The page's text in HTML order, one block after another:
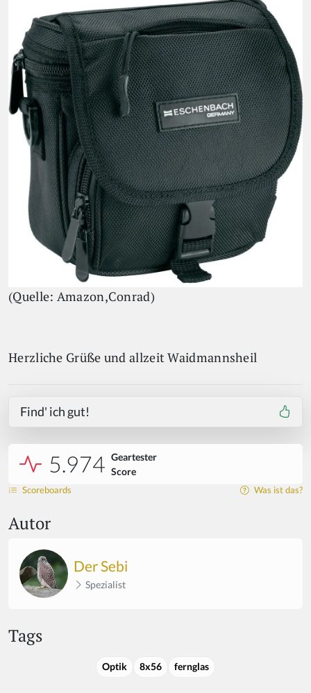
(Quelle: Amazon,Conrad)
Herzliche Grüße und allzeit Waidmannsheil
Find' ich gut!
5.974 Geartester
Score
Scoreboards Was ist das?
Autor
Der Sebi
Spezialist
Tags
Optik 8x56 fernglas